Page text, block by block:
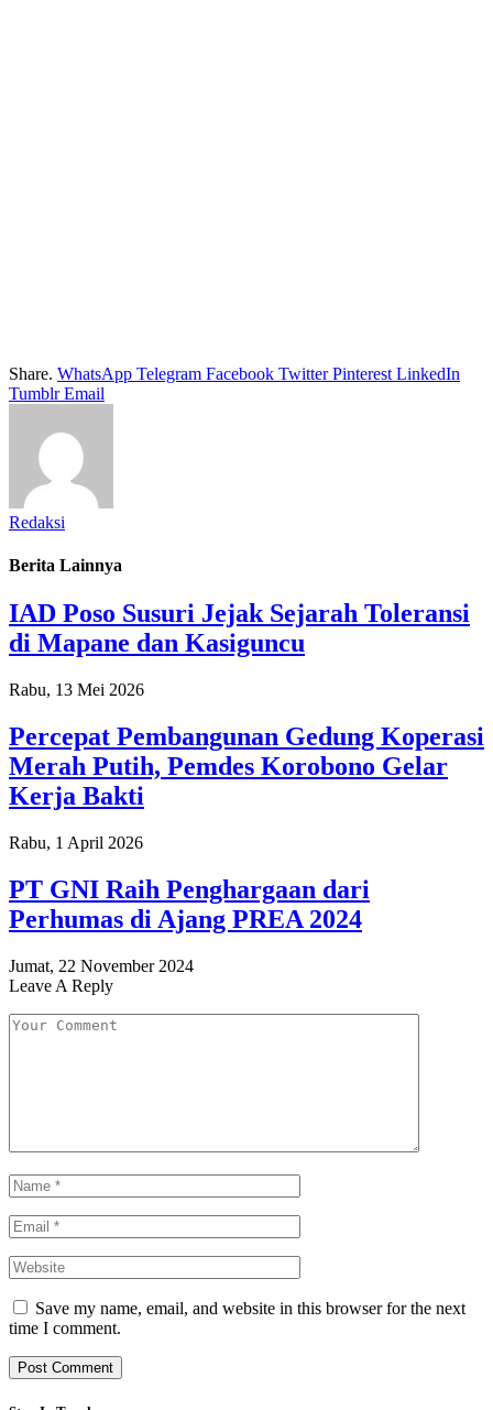
Share. WhatsApp Telegram Facebook Twitter Pinterest LinkedIn
Tumblr Email
Redaksi
Berita Lainnya
IAD Poso Susuri Jejak Sejarah Toleransi
di Mapane dan Kasiguncu
Rabu, 13 Mei 2026
Percepat Pembangunan Gedung Koperasi
Merah Putih, Pemdes Korobono Gelar
Kerja Bakti
Rabu, 1 April 2026
PT GNI Raih Penghargaan dari
Perhumas di Ajang PREA 2024
Jumat, 22 November 2024
Leave A Reply
Save my name, email, and website in this browser for the next
time I comment.